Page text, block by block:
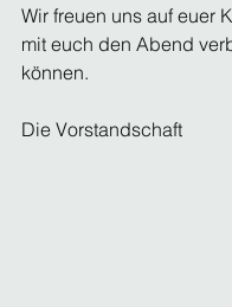
Wir freuen uns auf euer
mit euch den Abend
können.
Die Vorstandschaft